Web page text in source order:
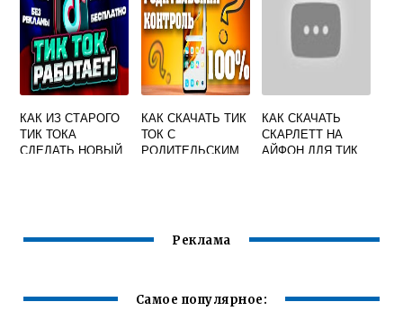
КАК ИЗ СТАРОГО
ТИК ТОКА
СДЕЛАТЬ НОВЫЙ
КАК СКАЧАТЬ ТИК
ТОК С
РОДИТЕЛЬСКИМ
КАК СКАЧАТЬ
СКАРЛЕТТ НА
АЙФОН ДЛЯ ТИК
Реклама
Самое популярное: